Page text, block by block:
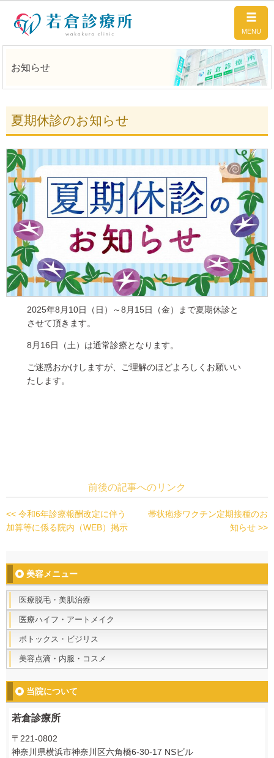
お知らせ
夏期休診のお知らせ
2025年8月10日（日）～8月15日（金）まで夏期休診と
させて頂きます。
8月16日（土）は通常診療となります。
ご迷惑おかけしますが、ご理解のほどよろしくお願いい
たします。
前後の記事へのリンク
<< 令和6年診療報酬改定に伴う
加算等に係る院内（WEB）掲示
帯状疱疹ワクチン定期接種のお
知らせ >>
美容メニュー
医療脱毛・美肌治療
医療ハイフ・アートメイク
ボトックス・ビジリス
美容点滴・内服・コスメ
当院について
若倉診療所
〒221-0802
神奈川県横浜市神奈川区六角橋6-30-17 NSビル